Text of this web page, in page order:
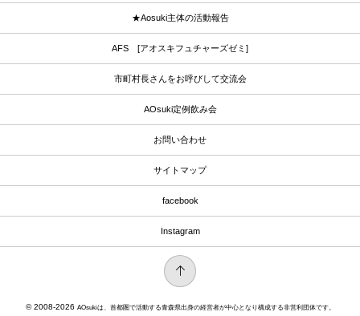
★Aosuki主体の活動報告
AFS [アオスキフュチャーズゼミ]
市町村長さんをお呼びして交流会
AOsuki定例飲み会
お問い合わせ
サイトマップ
facebook
Instagram
© 2008-2026 AOsukiは、首都圏で活動する青森県出身の経営者が中心となり構成する非営利団体です。